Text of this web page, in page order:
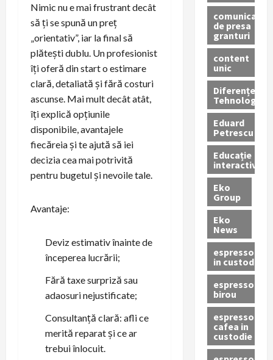
Nimic nu e mai frustrant decât
să ți se spună un preț
„orientativ”, iar la final să
plătești dublu. Un profesionist
îți oferă din start o estimare
clară, detaliată și fără costuri
ascunse. Mai mult decât atât,
îți explică opțiunile
disponibile, avantajele
fiecăreia și te ajută să iei
decizia cea mai potrivită
pentru bugetul și nevoile tale.
Avantaje:
Deviz estimativ înainte de
începerea lucrării;
Fără taxe surpriză sau
adaosuri nejustificate;
Consultanță clară: afli ce
merită reparat și ce ar
trebui înlocuit.
comunicate
de presa
granturi
content
unic
Diferențe
Tehnologice
Eduard
Petrescu
Educație
interactivă
Eko
Group
Eko
News
espressoare
in custodie
espressor
birou
espressor
cafea in
custodie